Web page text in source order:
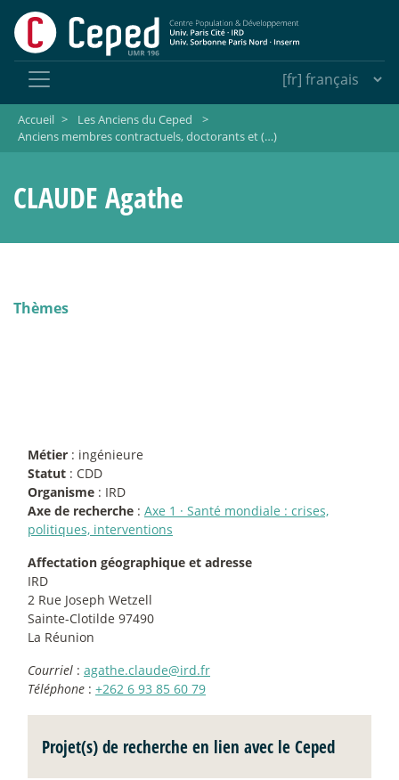
Accueil > Les Anciens du Ceped
>
Anciens membres contractuels, doctorants et (…)
CLAUDE Agathe
Thèmes
Métier : ingénieure
Statut : CDD
Organisme : IRD
Axe de recherche : Axe 1 · Santé mondiale : crises,
politiques, interventions
Affectation géographique et adresse
IRD
2 Rue Joseph Wetzell
Sainte-Clotilde 97490
La Réunion
Courriel : agathe.claude@ird.fr
Téléphone : +262 6 93 85 60 79
Projet(s) de recherche en lien avec le Ceped